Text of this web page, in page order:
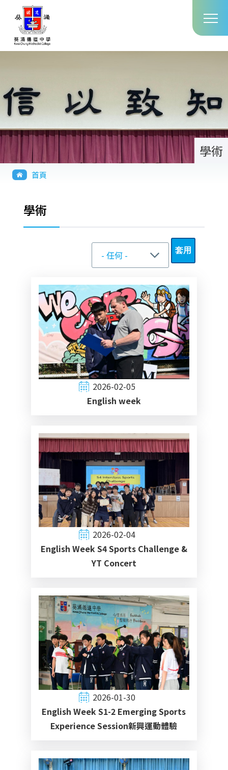
移至主內容
學術
導
首頁
學術
2026-02-05
English week
2026-02-04
English Week S4 Sports Challenge &
YT Concert
2026-01-30
English Week S1-2 Emerging Sports
Experience Session新興運動體驗